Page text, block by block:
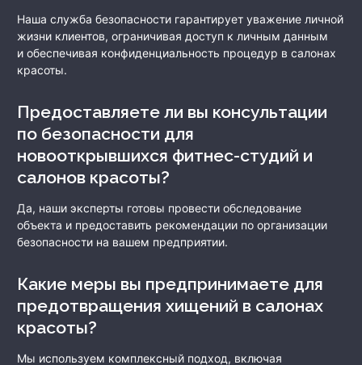
Наша служба безопасности гарантирует уважение личной
жизни клиентов, ограничивая доступ к личным данным
и обеспечивая конфиденциальность процедур в салонах
красоты.
Предоставляете ли вы консультации
по безопасности для
новооткрывшихся фитнес-студий и
салонов красоты?
Да, наши эксперты готовы провести обследование
объекта и предоставить рекомендации по организации
безопасности на вашем предприятии.
Какие меры вы предпринимаете для
предотвращения хищений в салонах
красоты?
Мы используем комплексный подход, включая